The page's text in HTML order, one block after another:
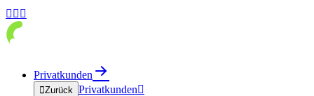
  
Privatkunden
Zurück Privatkunden